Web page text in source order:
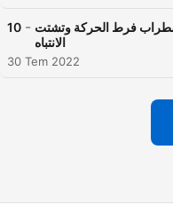
10 - سالي مع اضطراب فرط الحركة وتشتت
الانتباه
30 Tem 2022